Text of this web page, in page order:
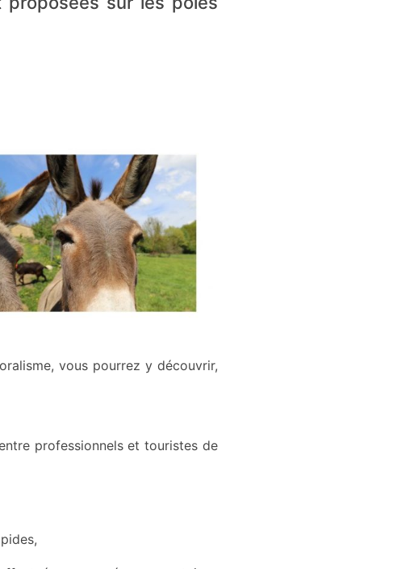
vous pourrez y découvrir,
professionnels et touristes de